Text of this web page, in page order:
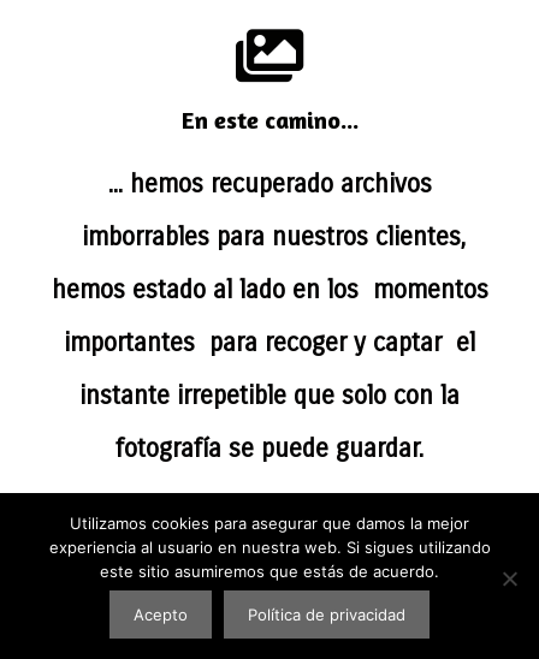
En este camino...
... hemos recuperado archivos
imborrables para nuestros clientes,
hemos estado al lado en los momentos
importantes para recoger y captar el
instante irrepetible que solo con la
fotografía se puede guardar.
Utilizamos cookies para asegurar que damos la mejor
experiencia al usuario en nuestra web. Si sigues utilizando
este sitio asumiremos que estás de acuerdo.
Acepto Política de privacidad